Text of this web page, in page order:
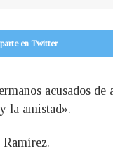
en Twitter
acusados de
la amistad».